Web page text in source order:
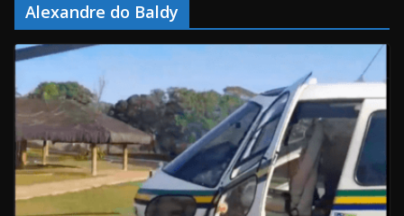
Alexandre do Baldy